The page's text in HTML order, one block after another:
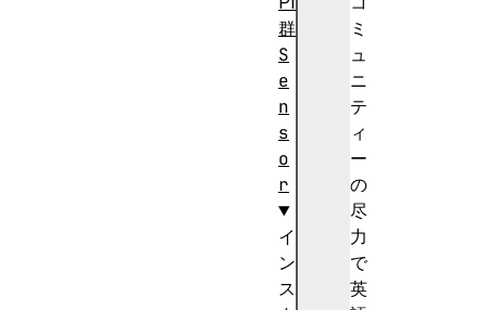
ミ
ュ
ニ
テ
ィ
ー
の
尽
力
で
英
群
S
e
n
s
o
r
イ
ン
ス